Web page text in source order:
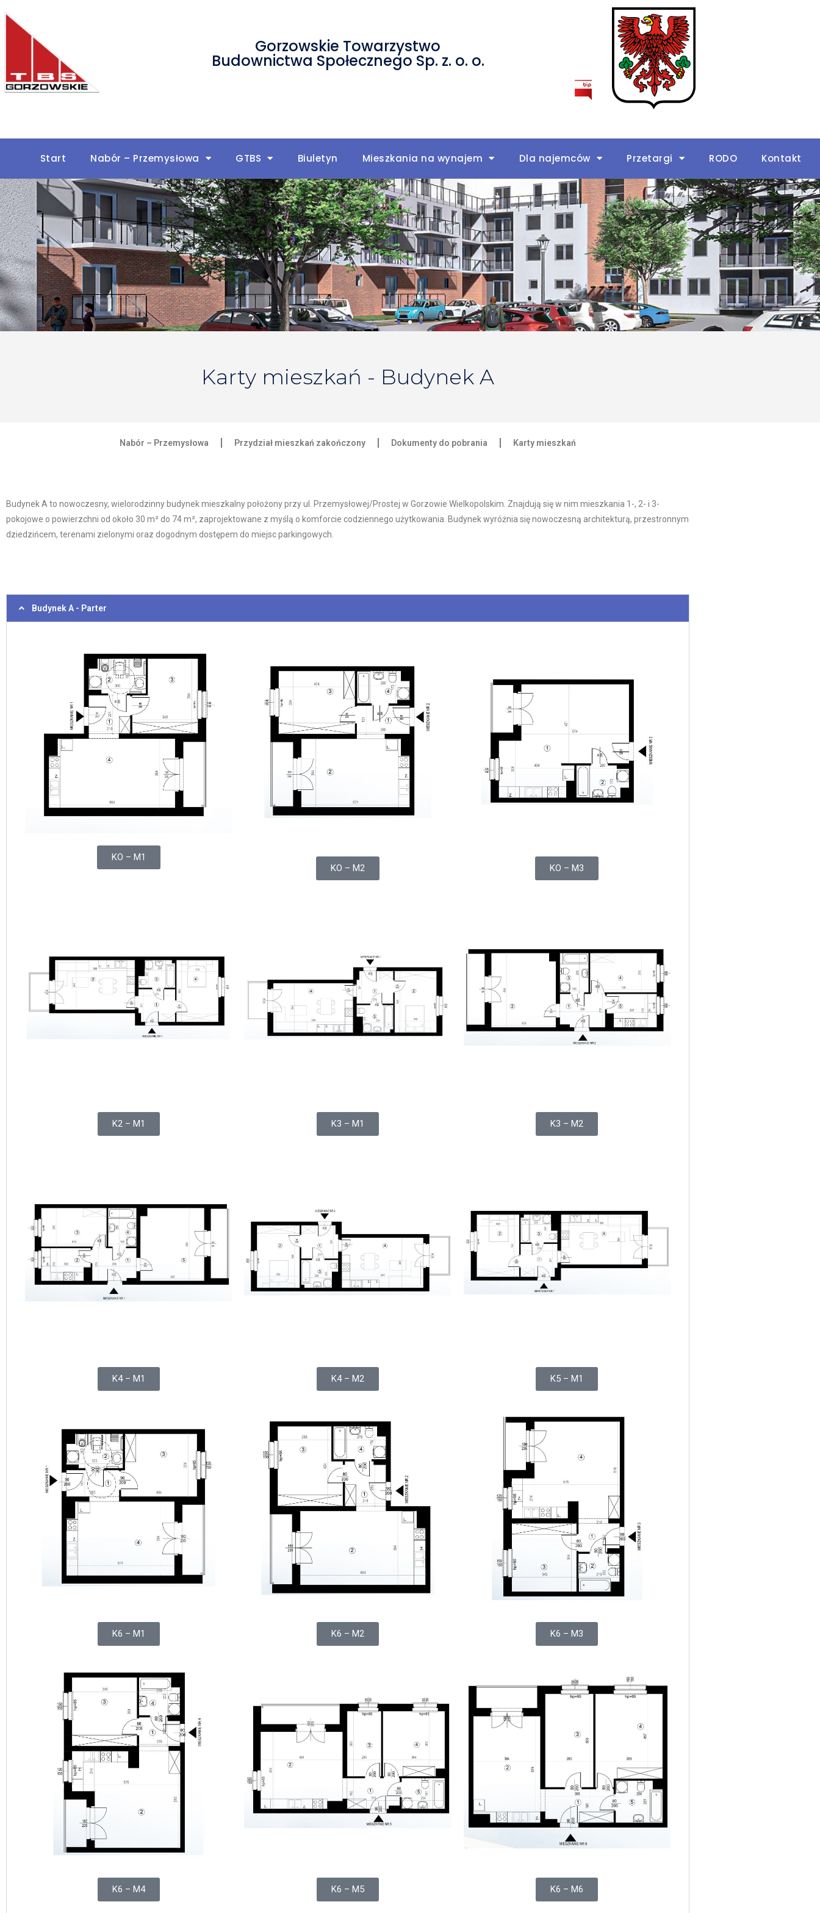
Gorzowskie Towarzystwo
Budownictwa Społecznego Sp. z. o. o.
Start Nabór – Przemysłowa GTBS Biuletyn Mieszkania na wynajem Dla najemców Przetargi RODO Kontakt
Karty mieszkań - Budynek A
Nabór – Przemysłowa Przydział mieszkań zakończony Dokumenty do pobrania Karty mieszkań
Budynek A to nowoczesny, wielorodzinny budynek mieszkalny położony przy ul. Przemysłowej/Prostej w Gorzowie Wielkopolskim. Znajdują się w nim mieszkania 1-, 2- i 3-
pokojowe o powierzchni od około 30 m² do 74 m², zaprojektowane z myślą o komforcie codziennego użytkowania. Budynek wyróżnia się nowoczesną architekturą, przestronnym
dziedzińcem, terenami zielonymi oraz dogodnym dostępem do miejsc parkingowych.
Budynek A - Parter
KO – M1
KO – M2
KO – M3
K2 – M1 K3 – M1 K3 – M2
K4 – M1 K4 – M2 K5 – M1
K6 – M1 K6 – M2 K6 – M3
K6 – M4 K6 – M5 K6 – M6